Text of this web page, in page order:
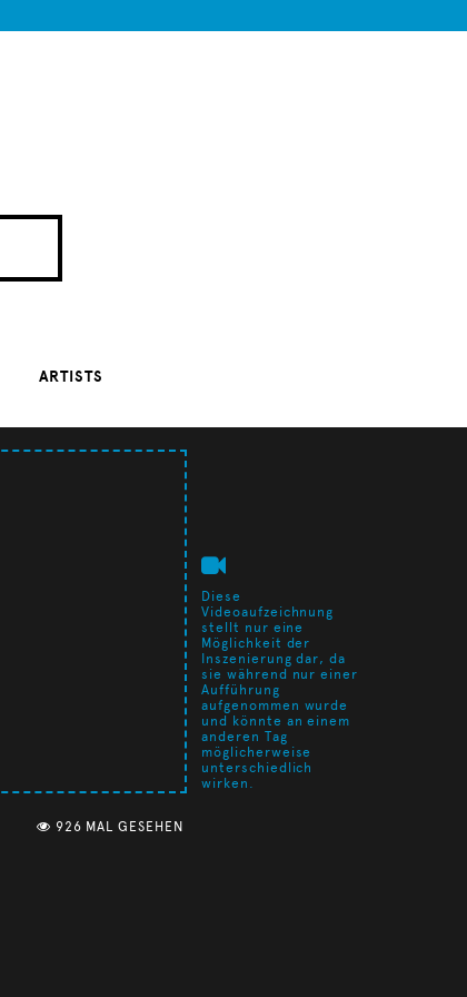
ARTISTS
Diese
Videoaufzeichnung
stellt nur eine
Möglichkeit der
Inszenierung dar, da
sie während nur einer
Aufführung
aufgenommen wurde
und könnte an einem
anderen Tag
möglicherweise
unterschiedlich
wirken.
926 MAL GESEHEN